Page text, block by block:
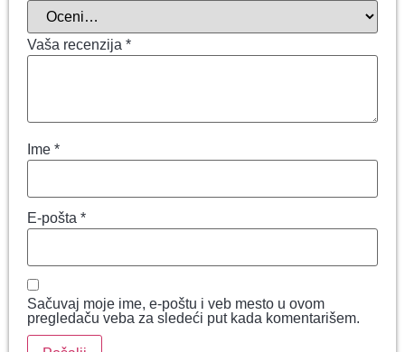
Vaša recenzija *
Ime *
E-pošta *
Sačuvaj moje ime, e-poštu i veb mesto u ovom
pregledaču veba za sledeći put kada komentarišem.